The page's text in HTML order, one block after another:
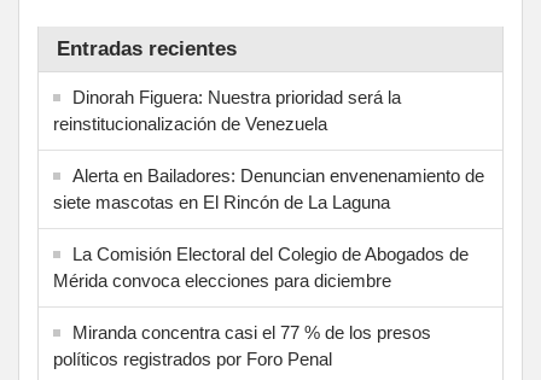
Entradas recientes
Dinorah Figuera: Nuestra prioridad será la
reinstitucionalización de Venezuela
Alerta en Bailadores: Denuncian envenenamiento de
siete mascotas en El Rincón de La Laguna
La Comisión Electoral del Colegio de Abogados de
Mérida convoca elecciones para diciembre
Miranda concentra casi el 77 % de los presos
políticos registrados por Foro Penal